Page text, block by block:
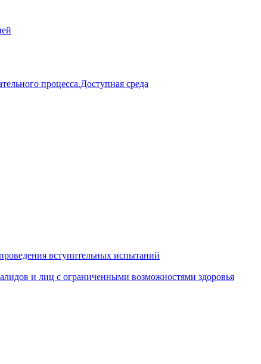
процесса.Доступная среда
вступительных испытаний
и лиц с ограниченными возможностями здоровья